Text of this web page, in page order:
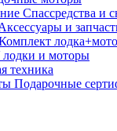
Спассредства и
и
и моторы
техника
Подарочные